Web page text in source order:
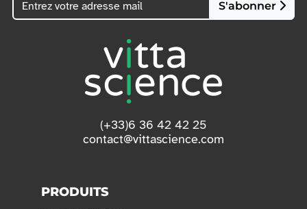
S'abonner
(+33)6 36 42 42 25
contact@vittascience.com
PRODUITS